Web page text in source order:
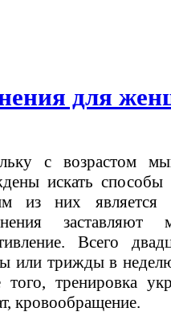
для
с возрастом
искать
из них является
Всего
или трижды в
тренировка
кровообращение.